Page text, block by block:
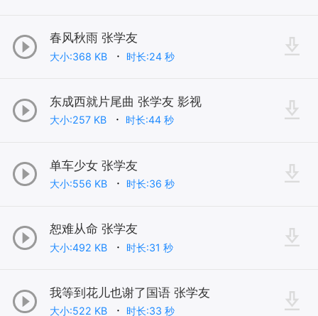
春风秋雨 张学友
大小:368 KB 时长:24 秒
东成西就片尾曲 张学友 影视
大小:257 KB 时长:44 秒
单车少女 张学友
大小:556 KB 时长:36 秒
恕难从命 张学友
大小:492 KB 时长:31 秒
我等到花儿也谢了国语 张学友
大小:522 KB 时长:33 秒